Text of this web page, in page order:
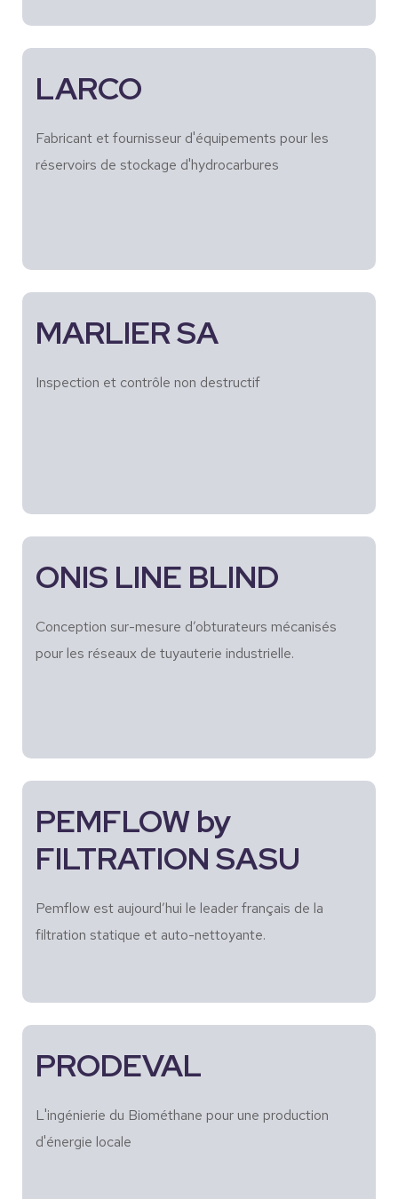
LARCO
Fabricant et fournisseur d'équipements pour les
réservoirs de stockage d'hydrocarbures
MARLIER SA
Inspection et contrôle non destructif
ONIS LINE BLIND
Conception sur-mesure d’obturateurs mécanisés
pour les réseaux de tuyauterie industrielle.
PEMFLOW by
FILTRATION SASU
Pemflow est aujourd’hui le leader français de la
filtration statique et auto-nettoyante.
PRODEVAL
L'ingénierie du Biométhane pour une production
d'énergie locale